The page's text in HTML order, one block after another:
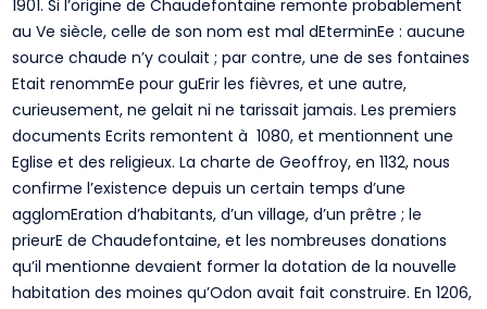
1901. Si l’origine de Chaudefontaine remonte probablement
au Ve siècle, celle de son nom est mal dEterminEe : aucune
source chaude n’y coulait ; par contre, une de ses fontaines
Etait renommEe pour guErir les fièvres, et une autre,
curieusement, ne gelait ni ne tarissait jamais. Les premiers
documents Ecrits remontent à 1080, et mentionnent une
Eglise et des religieux. La charte de Geoffroy, en 1132, nous
confirme l’existence depuis un certain temps d’une
agglomEration d’habitants, d’un village, d’un prêtre ; le
prieurE de Chaudefontaine, et les nombreuses donations
qu’il mentionne devaient former la dotation de la nouvelle
habitation des moines qu’Odon avait fait construire. En 1206,